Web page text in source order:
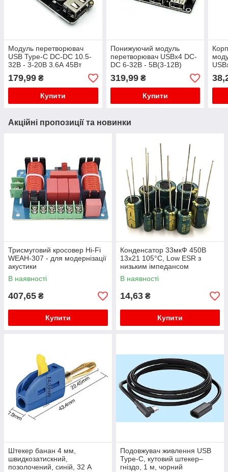
Модуль перетворювач
USB Type-C DC-DC 10.5-
32В - 3-20В 3.6А 45Вт
QC3.0 QC2.0 для
заряджання, стабілізатор
IP6518
179,99 ₴
Купити
Понижуючий модуль
перетворювач USBх4 DC-
DC 6-32В - 5В(3-12В)
QC3.0 QC2.0
319,99₴
Купити
12В
Акційні пропозиції та новинки
Трисмуговий кросовер Hi-Fi
WEAH-307 - для модернізації
акустики
В наявності
407,65 ₴
Купити
Конденсатор 33мкФ 450В
13x21 105°C, Low ESR з
низьким імпедансом
В наявності
14,63 ₴
Купити
Штекер банан 4 мм,
швидкозатискний,
позолочений, синій, 32 А
Подовжувач живлення USB
Type-C, кутовий штекер–
гніздо, 1 м, чорний